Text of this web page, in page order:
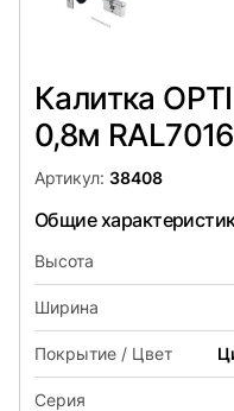
Калитка
0,8м RAL7016
Артикул: 38408
Общие
Высота
Ширина
Покрытие / Цвет
Серия